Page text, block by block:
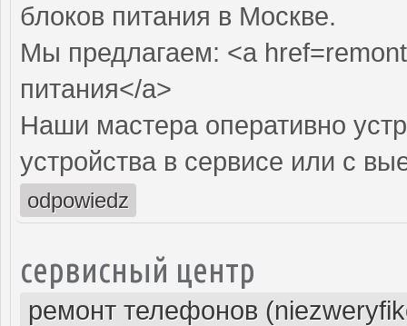
блоков питания в Москве.
Мы предлагаем: <a
питания</a>
Наши мастера оперативно
устройства в сервисе или с
odpowiedz
сервисный центр
ремонт телефонов